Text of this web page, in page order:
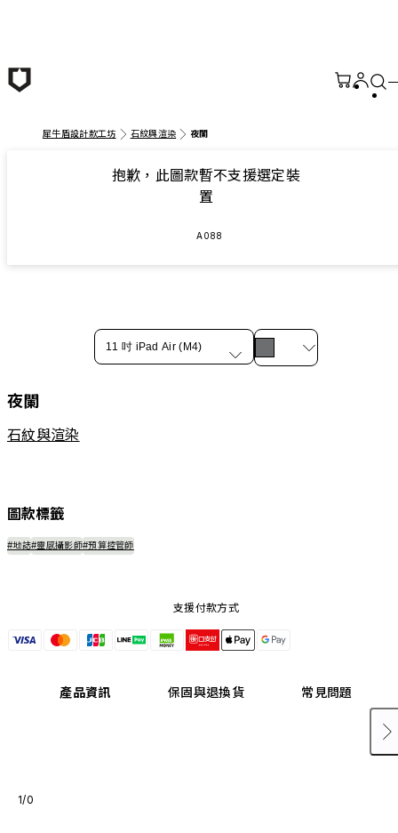
犀牛盾設計款工坊 石紋與渲染 夜闌
抱歉，此圖款暫不支援選定裝
置
A088
11 吋 iPad Air (M4)
夜闌
石紋與渲染
圖款標籤
#地誌#靈感攝影師#預算控管師
支援付款方式
產品資訊 保固與退換貨 常見問題
1/0